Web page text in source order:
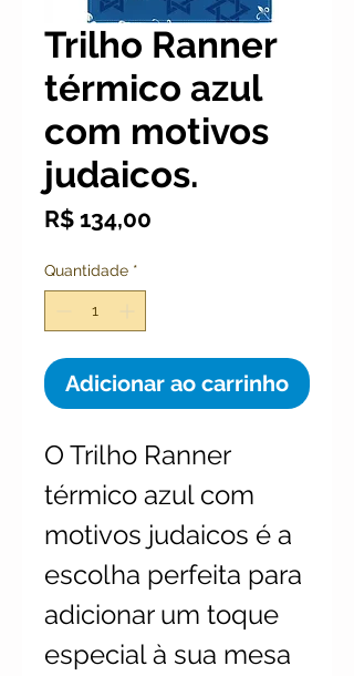
Trilho Ranner
térmico azul
com motivos
judaicos.
R$ 134,00
Quantidade *
Adicionar ao carrinho
O Trilho Ranner
térmico azul com
motivos judaicos é a
escolha perfeita para
adicionar um toque
especial à sua mesa